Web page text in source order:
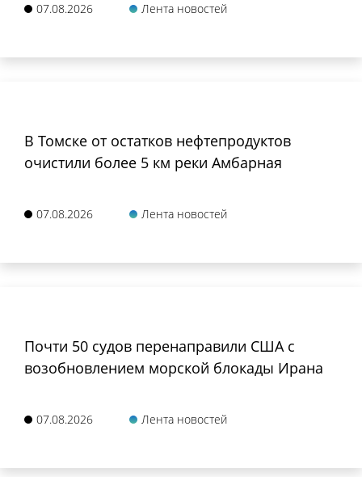
07.08.2026 Лента новостей
В Томске от остатков нефтепродуктов
очистили более 5 км реки Амбарная
07.08.2026 Лента новостей
Почти 50 судов перенаправили США с
возобновлением морской блокады Ирана
07.08.2026 Лента новостей